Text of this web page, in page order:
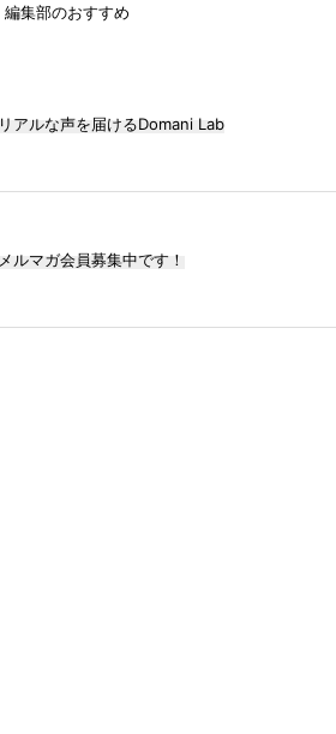
編集部のおすすめ
リアルな声を届けるDomani Lab
メルマガ会員募集中です！